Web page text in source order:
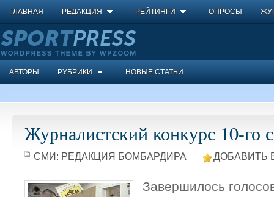
ГЛАВНАЯ РЕДАКЦИЯ РЕЙТИНГИ ОПРОСЫ
АВТОРЫ РУБРИКИ НОВЫЕ СТАТЬИ
Журналистский конкурс 10-го
СМИ: РЕДАКЦИЯ БОМБАРДИРА ДОБАВИТЬ
Завершилось